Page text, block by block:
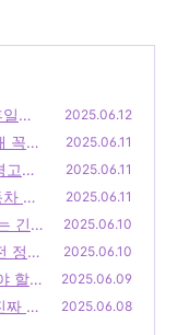
까
유
2025.06.12
꼭
2025.06.11
고등
2025.06.11
스
2025.06.11
긴
2025.06.10
정
2025.06.10
할
리!
2025.06.09
원
2025.06.08